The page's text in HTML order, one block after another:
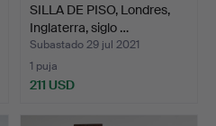
SILLA DE PISO, Londres,
Inglaterra, siglo …
Subastado 29 jul 2021
1 puja
211 USD